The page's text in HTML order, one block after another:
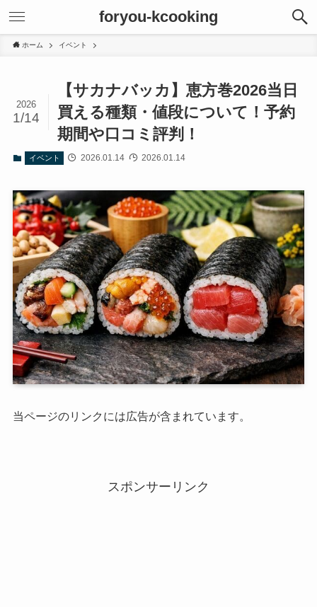
foryou-kcooking
ホーム イベント
【サカナバッカ】恵方巻2026当日
買える種類・値段について！予約
期間や口コミ評判！
2026
1/14
イベント 2026.01.14 2026.01.14
当ページのリンクには広告が含まれています。
スポンサーリンク